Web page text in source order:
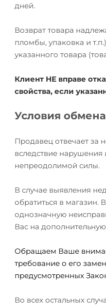
дней.
Возврат товара
пломбы, упаковка и
указанного товара
Клиент НЕ вправе
свойства, если
Условия
Продавец отвечает за
вследствие нарушения
непреодолимой силы.
В случае выявления
обратиться в
однозначную
Вас на
Обращаем Ваше
требование о его
предусмотренных
Во всех остальных